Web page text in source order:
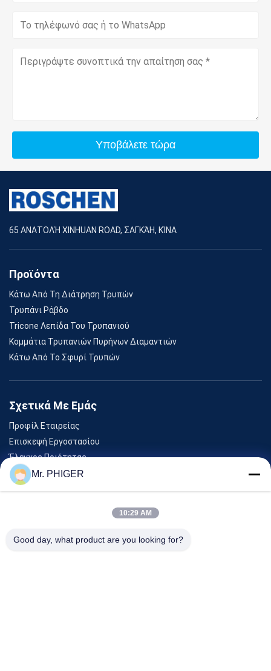
Υποβάλετε τώρα
65 ΑΝΑΤΟΛΉ XINHUAN ROAD, ΣΑΓΚΆΗ, ΚΊΝΑ
Προϊόντα
Κάτω Από Τη Διάτρηση Τρυπών
Τρυπάνι Ράβδο
Tricone Λεπίδα Του Τρυπανιού
Κομμάτια Τρυπανιών Πυρήνων Διαμαντιών
Κάτω Από Το Σφυρί Τρυπών
Σχετικά Με Εμάς
Προφίλ Εταιρείας
Επισκεψή Εργοστασίου
Έλεγχος Ποιότητας
Sitemap
Εκδηλώσεις
Mr. PHIGER
10:29 AM
Good day, what product are you looking for?